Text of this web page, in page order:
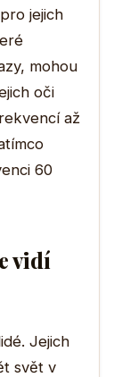
jejich
mohou
oči
až
60
vidí
Jejich
svět v